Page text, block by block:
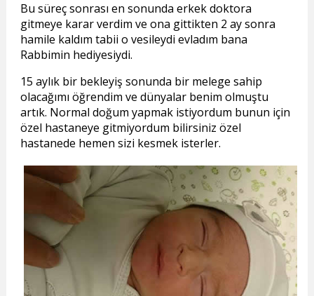
Bu süreç sonrası en sonunda erkek doktora
gitmeye karar verdim ve ona gittikten 2 ay sonra
hamile kaldım tabii o vesileydi evladım bana
Rabbimin hediyesiydi.
15 aylık bir bekleyiş sonunda bir melege sahip
olacağımı öğrendim ve dünyalar benim olmuştu
artık. Normal doğum yapmak istiyordum bunun için
özel hastaneye gitmiyordum bilirsiniz özel
hastanede hemen sizi kesmek isterler.